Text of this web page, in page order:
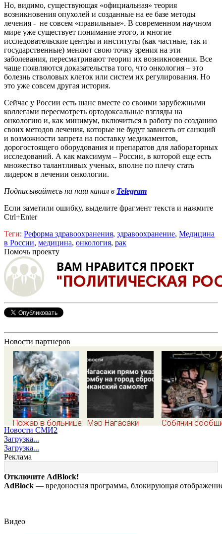
Но, видимо, существующая «официальная» теория
возникновения опухолей и созданные на ее базе методы
лечения - не совсем «правильные». В современном научном
мире уже существует понимание этого, и многие
исследовательские центры и институты (как частные, так и
государственные) меняют свою точку зрения на эти
заболевания, пересматривают теории их возникновения. Все
чаще появляются доказательства того, что онкология – это
болезнь стволовых клеток или систем их регулирования. Но
это уже совсем другая история.
Сейчас у России есть шанс вместе со своими зарубежными
коллегами пересмотреть ортодоксальные взгляды на
онкологию и, как минимум, включиться в работу по созданию
своих методов лечения, которые не будут зависеть от санкций
и возможности запрета на поставку медикаментов,
дорогостоящего оборудования и препаратов для лабораторных
исследований. А как максимум – России, в которой еще есть
множество талантливых ученых, вполне по плечу стать
лидером в лечении онкологии.
Подписывайтесь на наш канал в Telegram
Если заметили ошибку, выделите фрагмент текста и нажмите
Ctrl+Enter
Теги: Реформа здравоохранения, здравоохранение, Медицина
в России, медицина, онкология, рак
Помочь проекту
Новости партнеров
Пожар в больнице
в Подольске
ликвидирован,
проведена
эвакуация
Мэр Нагасаки
американский
самолет
Собянин
Новости СМИ2
Загрузка...
Загрузка...
Реклама
Отключите AdBlock!
AdBlock — вредоносная программа, блокирующая
Видео